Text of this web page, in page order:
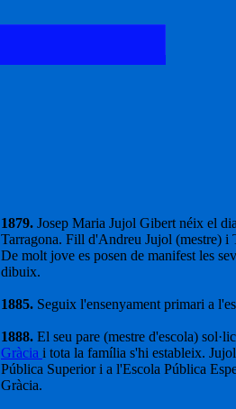
1879. Josep Maria Jujol Gibert néix el
Tarragona. Fill d'Andreu Jujol (mestre) i
De molt jove es posen de manifest les
dibuix.
1885. Seguix l'ensenyament primari a
1888. El seu pare (mestre d'escola)
Gràcia i tota la família s'hi estableix.
Pública Superior i a l'Escola Pública
Gràcia.